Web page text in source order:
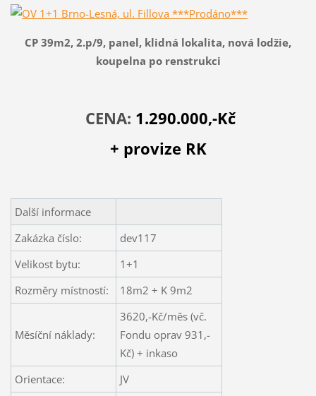
CP 39m2, 2.p/9, panel, klidná lokalita, nová lodžie,
koupelna po renstrukci
CENA: 1.290.000,-Kč
+ provize RK
Další informace
Zakázka číslo:
dev117
Velikost bytu:
1+1
Rozměry místností:
18m2 + K 9m2
Měsíční náklady:
3620,-Kč/měs (vč.
Fondu oprav 931,-
Kč) + inkaso
Orientace:
JV